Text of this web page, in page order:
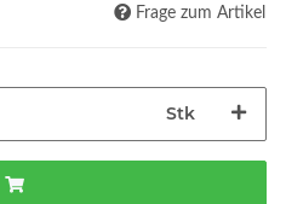
Frage zum Artikel
Stk